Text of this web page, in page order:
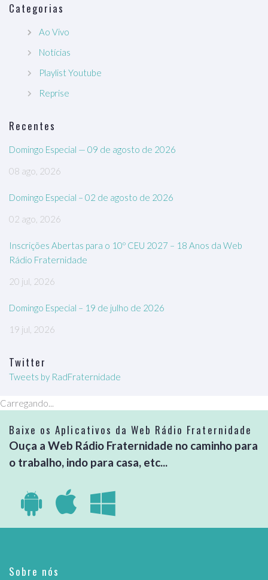
Categorias
Ao Vivo
Notícias
Playlist Youtube
Reprise
Recentes
Domingo Especial — 09 de agosto de 2026
08 ago, 2026
Domingo Especial – 02 de agosto de 2026
02 ago, 2026
Inscrições Abertas para o 10º CEU 2027 – 18 Anos da Web
Rádio Fraternidade
20 jul, 2026
Domingo Especial – 19 de julho de 2026
19 jul, 2026
Twitter
Tweets by RadFraternidade
Carregando...
Baixe os Aplicativos da Web Rádio Fraternidade
Ouça a Web Rádio Fraternidade no caminho para
o trabalho, indo para casa, etc...
Sobre nós